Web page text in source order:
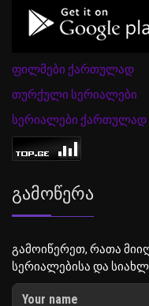
ფილმები ქართულად
თურქული სერიალები
სერიალები ქართულად
Გამოწერა
გამოიწერეთ, რათა
სერიალებისა და